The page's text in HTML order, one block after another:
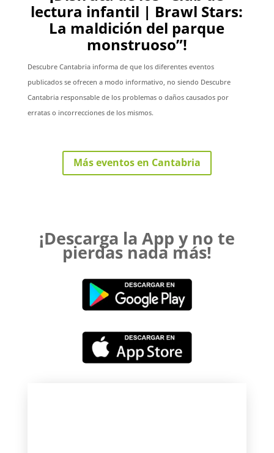
lectura infantil | Brawl Stars:
La maldición del parque
monstruoso”!
Descubre Cantabria informa de que los diferentes eventos
publicados se ofrecen a modo informativo, no siendo Descubre
Cantabria responsable de los problemas o daños causados por
erratas o incorrecciones de los mismos.
Más eventos en Cantabria
¡Descarga la App y no te
pierdas nada más!